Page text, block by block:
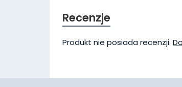
Recenzje
Produkt nie posiada recenzji.